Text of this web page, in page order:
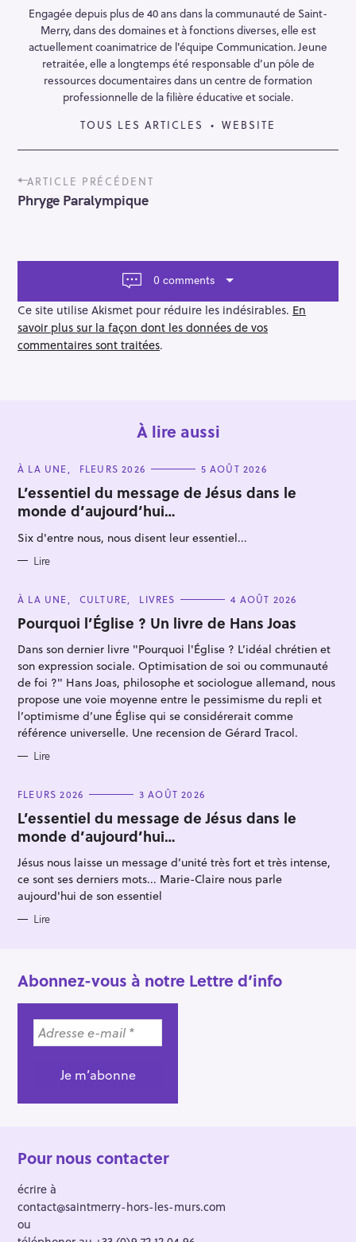
Engagée depuis plus de 40 ans dans la communauté de Saint-
Merry, dans des domaines et à fonctions diverses, elle est
actuellement coanimatrice de l'équipe Communication. Jeune
retraitée, elle a longtemps été responsable d’un pôle de
ressources documentaires dans un centre de formation
professionnelle de la filière éducative et sociale.
TOUS LES ARTICLES
WEBSITE
P
o
s
a
g
a
t
i
ARTICLE PRÉCÉDENT
Phryge Paralympique
0 comments
Ce site utilise Akismet pour réduire les indésirables. En
savoir plus sur la façon dont les données de vos
commentaires sont traitées.
À lire aussi
C
T
E
G
O
I
S
À LA UNE FLEURS 2026 5 AOÛT 2026
L’essentiel du message de Jésus dans le
monde d’aujourd’hui…
Six d'entre nous, nous disent leur essentiel...
Lire
C
T
E
O
I
E
S
À LA UNE CULTURE LIVRES 4 AOÛT 2026
Pourquoi l’Église ? Un livre de Hans Joas
Dans son dernier livre "Pourquoi l'Église ? L’idéal chrétien et
son expression sociale. Optimisation de soi ou communauté
de foi ?" Hans Joas, philosophe et sociologue allemand, nous
propose une voie moyenne entre le pessimisme du repli et
l’optimisme d’une Église qui se considérerait comme
référence universelle. Une recension de Gérard Tracol.
Lire
C
T
E
G
O
R
I
E
S
FLEURS 2026 3 AOÛT 2026
L’essentiel du message de Jésus dans le
monde d’aujourd’hui…
Jésus nous laisse un message d’unité très fort et très intense,
ce sont ses derniers mots... Marie-Claire nous parle
aujourd'hui de son essentiel
Lire
Abonnez-vous à notre Lettre d’info
Pour nous contacter
écrire à
contact@saintmerry-hors-les-murs.com
ou
c
h
e
r
c
e
r